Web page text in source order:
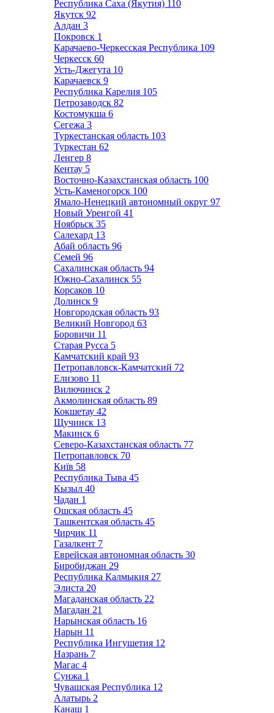
Республика Саха (Якутия) 110
Якутск 92
Алдан 3
Покровск 1
Карачаево-Черкесская Республика 109
Черкесск 60
Усть-Джегута 10
Карачаевск 9
Республика Карелия 105
Петрозаводск 82
Костомукша 6
Сегежа 3
Туркестанская область 103
Туркестан 62
Ленгер 8
Кентау 5
Восточно-Казахстанская область 100
Усть-Каменогорск 100
Ямало-Ненецкий автономный округ 97
Новый Уренгой 41
Ноябрьск 35
Салехард 13
Абай область 96
Семей 96
Сахалинская область 94
Южно-Сахалинск 55
Корсаков 10
Долинск 9
Новгородская область 93
Великий Новгород 63
Боровичи 11
Старая Русса 5
Камчатский край 93
Петропавловск-Камчатский 72
Елизово 11
Вилючинск 2
Акмолинская область 89
Кокшетау 42
Щучинск 13
Макинск 6
Северо-Казахстанская область 77
Петропавловск 70
Київ 58
Республика Тыва 45
Кызыл 40
Чадан 1
Ошская область 45
Ташкентская область 45
Чирчик 11
Газалкент 7
Еврейская автономная область 30
Биробиджан 29
Республика Калмыкия 27
Элиста 20
Магаданская область 22
Магадан 21
Нарынская область 16
Нарын 11
Республика Ингушетия 12
Назрань 7
Магас 4
Сунжа 1
Чувашская Республика 12
Алатырь 2
Канаш 1